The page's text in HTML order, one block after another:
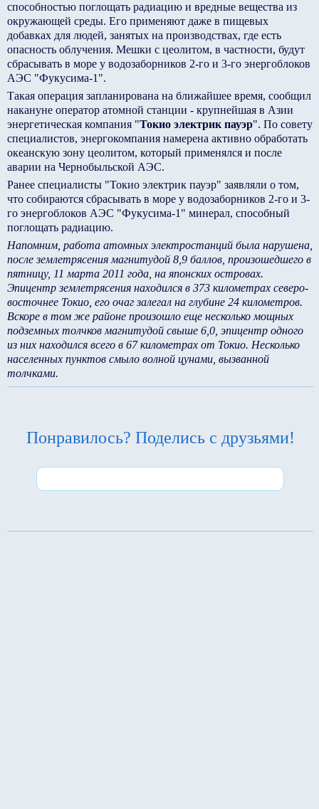
способностью поглощать радиацию и вредные вещества из
окружающей среды. Его применяют даже в пищевых
добавках для людей, занятых на производствах, где есть
опасность облучения. Мешки с цеолитом, в частности, будут
сбрасывать в море у водозаборников 2-го и 3-го энергоблоков
АЭС "Фукусима-1".
Такая операция запланирована на ближайшее время, сообщил
накануне оператор атомной станции - крупнейшая в Азии
энергетическая компания "Токио электрик пауэр". По совету
специалистов, энергокомпания намерена активно обработать
океанскую зону цеолитом, который применялся и после
аварии на Чернобыльской АЭС.
Ранее специалисты "Токио электрик пауэр" заявляли о том,
что собираются сбрасывать в море у водозаборников 2-го и 3-
го энергоблоков АЭС "Фукусима-1" минерал, способный
поглощать радиацию.
Напомним, работа атомных электростанций была нарушена,
после землетрясения магнитудой 8,9 баллов, произошедшего в
пятницу, 11 марта 2011 года, на японских островах.
Эпицентр землетрясения находился в 373 километрах северо-
восточнее Токио, его очаг залегал на глубине 24 километров.
Вскоре в том же районе произошло еще несколько мощных
подземных толчков магнитудой свыше 6,0, эпицентр одного
из них находился всего в 67 километрах от Токио. Несколько
населенных пунктов смыло волной цунами, вызванной
толчками.
Понравилось? Поделись с друзьями!